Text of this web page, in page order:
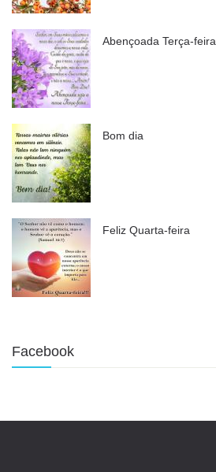
Abençoada Terça-feira
Bom dia
Feliz Quarta-feira
Facebook